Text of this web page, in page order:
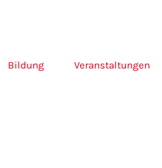
Bildung Veranstaltungen